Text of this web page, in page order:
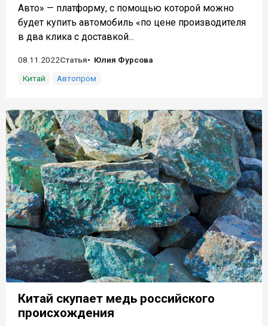
Авто» — платформу, с помощью которой можно
будет купить автомобиль «по цене производителя
в два клика с доставкой...
08.11.2022Статья
Юлия Фурсова
Китай
Автопром
Китай скупает медь российского
происхождения